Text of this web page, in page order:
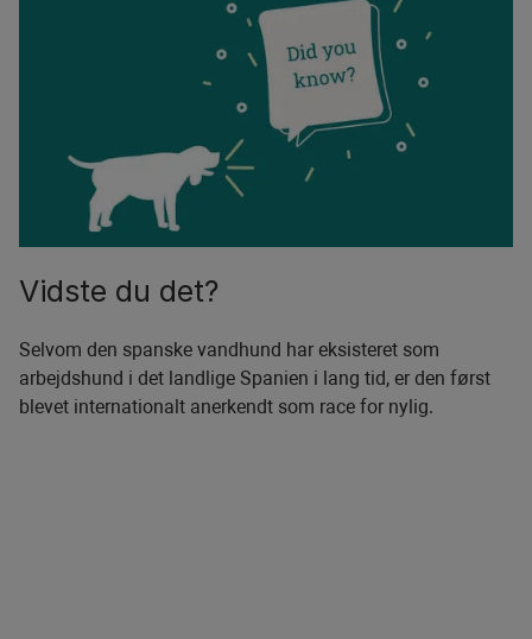
Vidste du det?
Selvom den spanske vandhund har eksisteret som
arbejdshund i det landlige Spanien i lang tid, er den først
blevet internationalt anerkendt som race for nylig.